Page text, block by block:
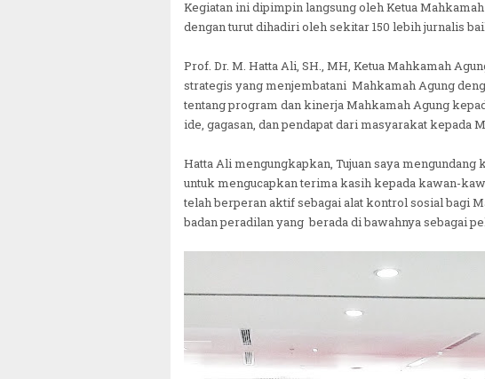
Kegiatan ini dipimpin langsung oleh Ketua
dengan turut dihadiri oleh sekitar 150 lebih jurnalis
Prof. Dr. M. Hatta Ali, SH., MH, Ketua Mahkamah
strategis yang menjembatani Mahkamah Agung
tentang program dan kinerja Mahkamah Agung
ide, gagasan, dan pendapat dari masyarakat kepada
Hatta Ali mengungkapkan, Tujuan saya
untuk mengucapkan terima kasih kepada kawan-
telah berperan aktif sebagai alat kontrol sosial bagi
badan peradilan yang berada di bawahnya sebagai